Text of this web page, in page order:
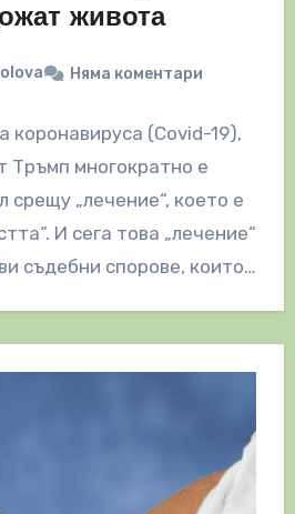
живота
Няма коментари
коронавируса (Covid-19),
Тръмп многократно е
„лечение“, което е
И сега това „лечение“
съдебни спорове, които